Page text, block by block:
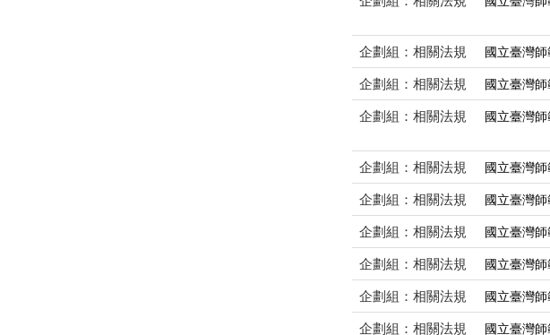
企劃組：相關法規 國立臺灣
企劃組：相關法規 國立臺灣
企劃組：相關法規 國立臺灣
企劃組：相關法規 國立臺灣
企劃組：相關法規 國立臺灣
企劃組：相關法規 國立臺灣
企劃組：相關法規 國立臺灣
企劃組：相關法規 國立臺灣
企劃組：相關法規 國立臺灣